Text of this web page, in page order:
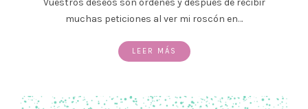
muchas peticiones al ver mi roscón en…
LEER MÁS